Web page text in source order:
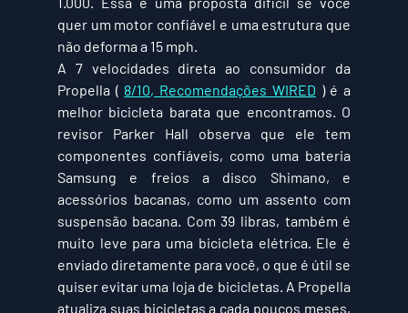
quer um motor confiável e uma estrutura que
não deforma a 15 mph.
A 7 velocidades direta ao consumidor da
Propella ( 8/10, Recomendações WIRED ) é a
melhor bicicleta barata que encontramos. O
revisor Parker Hall observa que ele tem
componentes confiáveis, como uma bateria
Samsung e freios a disco Shimano, e
acessórios bacanas, como um assento com
suspensão bacana. Com 39 libras, também é
muito leve para uma bicicleta elétrica. Ele é
enviado diretamente para você, o que é útil se
quiser evitar uma loja de bicicletas. A Propella
atualiza suas bicicletas a cada poucos meses,